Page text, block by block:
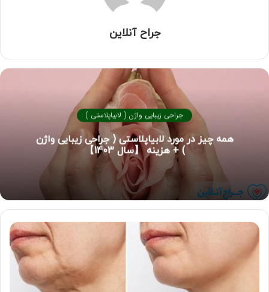
جراح آنلاین
جراحی زیبایی واژن ( لابیاپلاستی )
همه چیز در مورد لابیاپلاستی ( جراحی زیبایی واژن
) + هزینه 【سال 1403】